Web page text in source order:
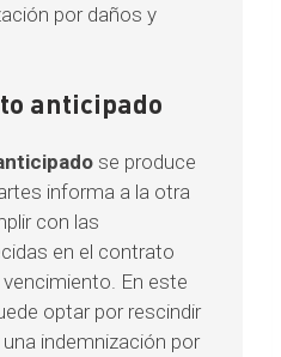
por daños y
anticipado
se produce
informa a la otra
con las
en el contrato
En este
optar por rescindir
indemnización por